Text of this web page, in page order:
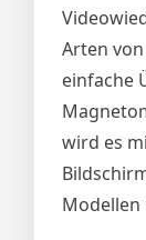
Arten
einfache
wird es